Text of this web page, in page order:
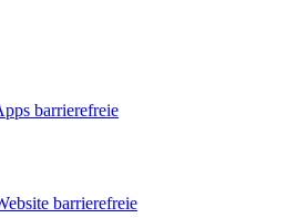
barrierefreie
barrierefreie